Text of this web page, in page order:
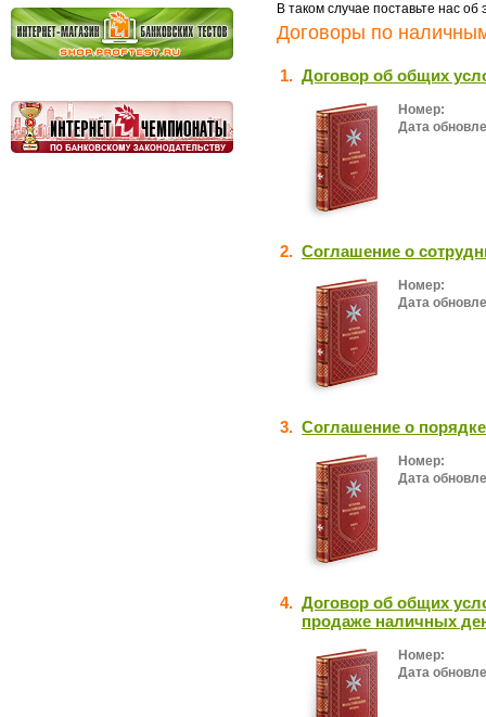
В таком случае поставьте нас
Договоры по
1. Договор об общих
Номер:
Дата
2. Соглашение о
Номер:
Дата
3. Соглашение о
Номер:
Дата
4. Договор об общих
продаже наличных
Номер:
Дата